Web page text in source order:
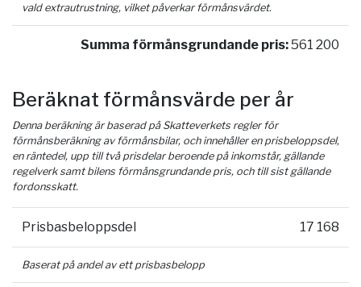
vald extrautrustning, vilket påverkar förmånsvärdet.
Summa förmånsgrundande pris:561 200
Beräknat förmånsvärde per år
Denna beräkning är baserad på Skatteverkets regler för
förmånsberäkning av förmånsbilar, och innehåller en prisbeloppsdel,
en räntedel, upp till två prisdelar beroende på inkomstår, gällande
regelverk samt bilens förmånsgrundande pris, och till sist gällande
fordonsskatt.
Prisbasbeloppsdel 17 168
Baserat på andel av ett prisbasbelopp